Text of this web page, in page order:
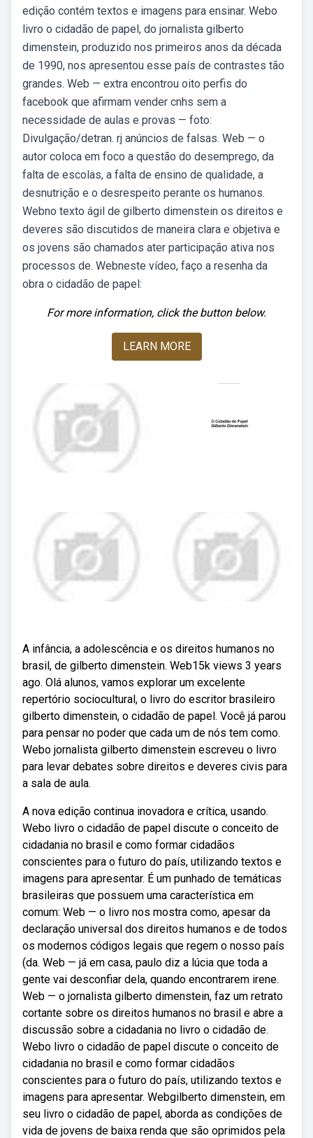
edição contém textos e imagens para ensinar. Webo
livro o cidadão de papel, do jornalista gilberto
dimenstein, produzido nos primeiros anos da década
de 1990, nos apresentou esse país de contrastes tão
grandes. Web — extra encontrou oito perfis do
facebook que afirmam vender cnhs sem a
necessidade de aulas e provas — foto:
Divulgação/detran. rj anúncios de falsas. Web — o
autor coloca em foco a questão do desemprego, da
falta de escolas, a falta de ensino de qualidade, a
desnutrição e o desrespeito perante os humanos.
Webno texto ágil de gilberto dimenstein os direitos e
deveres são discutidos de maneira clara e objetiva e
os jovens são chamados ater participação ativa nos
processos de. Webneste vídeo, faço a resenha da
obra o cidadão de papel:
For more information, click the button below.
LEARN MORE
A infância, a adolescência e os direitos humanos no
brasil, de gilberto dimenstein. Web15k views 3 years
ago. Olá alunos, vamos explorar um excelente
repertório sociocultural, o livro do escritor brasileiro
gilberto dimenstein, o cidadão de papel. Você já parou
para pensar no poder que cada um de nós tem como.
Webo jornalista gilberto dimenstein escreveu o livro
para levar debates sobre direitos e deveres civis para
a sala de aula.
A nova edição continua inovadora e crítica, usando.
Webo livro o cidadão de papel discute o conceito de
cidadania no brasil e como formar cidadãos
conscientes para o futuro do país, utilizando textos e
imagens para apresentar. É um punhado de temáticas
brasileiras que possuem uma característica em
comum: Web — o livro nos mostra como, apesar da
declaração universal dos direitos humanos e de todos
os modernos códigos legais que regem o nosso país
(da. Web — já em casa, paulo diz a lúcia que toda a
gente vai desconfiar dela, quando encontrarem irene.
Web — o jornalista gilberto dimenstein, faz um retrato
cortante sobre os direitos humanos no brasil e abre a
discussão sobre a cidadania no livro o cidadão de.
Webo livro o cidadão de papel discute o conceito de
cidadania no brasil e como formar cidadãos
conscientes para o futuro do país, utilizando textos e
imagens para apresentar. Webgilberto dimenstein, em
seu livro o cidadão de papel, aborda as condições de
vida de jovens de baixa renda que são oprimidos pela